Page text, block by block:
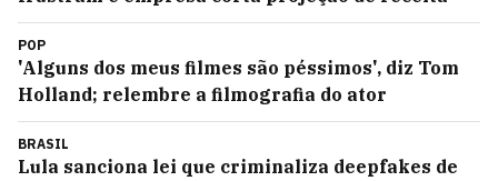
POP
'Alguns dos meus filmes são péssimos', diz Tom
Holland; relembre a filmografia do ator
BRASIL
Lula sanciona lei que criminaliza deepfakes de